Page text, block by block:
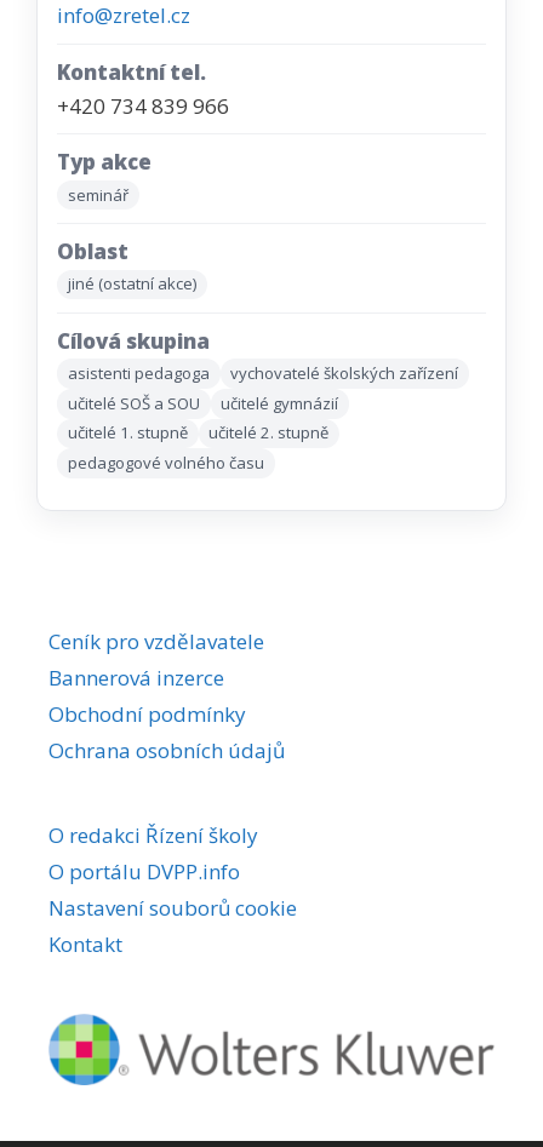
info@zretel.cz
Kontaktní tel.
+420 734 839 966
Typ akce
seminář
Oblast
jiné (ostatní akce)
Cílová skupina
asistenti pedagoga
vychovatelé školských zařízení
učitelé SOŠ a SOU
učitelé gymnázií
učitelé 1. stupně
učitelé 2. stupně
pedagogové volného času
Ceník pro vzdělavatele
Bannerová inzerce
Obchodní podmínky
Ochrana osobních údajů
O redakci Řízení školy
O portálu DVPP.info
Nastavení souborů cookie
Kontakt